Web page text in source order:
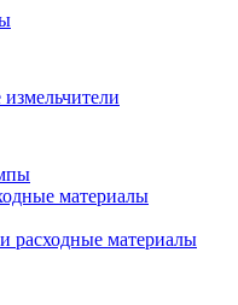
материалы
расходные материалы